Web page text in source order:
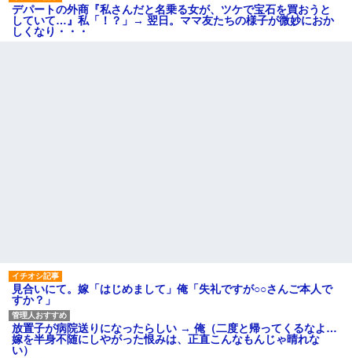
デパートの外商『私さんだと名乗る女が、ツケで宝石を買おうと
していて…』私「！？」→ 翌日。ママ友たちの様子が微妙におか
しくなり・・・
見合いにて。嫁「はじめまして」俺「失礼ですが○○さんご本人で
すか？」
放置子が病院送りになったらしい → 俺（二度と帰ってくるなよ…
嫁を半身不随にしやがった恨みは、正直こんなもんじゃ晴れな
い）